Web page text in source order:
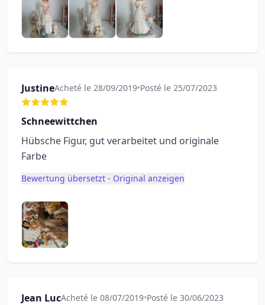
JustineAcheté le 28/09/2019•Posté le 25/07/2023
Schneewittchen
Hübsche Figur, gut verarbeitet und originale
Farbe
Bewertung übersetzt - Original anzeigen
Jean LucAcheté le 08/07/2019•Posté le 30/06/2023